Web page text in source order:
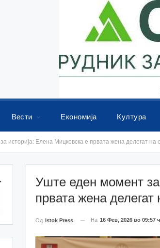
Вести Економија Култура
историја: Елена Мицковска е првата жена делегат на
Уште еден момент
првата жена
Од Istok Press На 16 Фев, 2026 во 09:57